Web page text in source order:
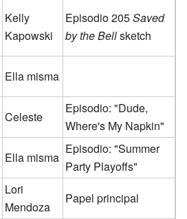
Kelly
Kapowski
Episodio 205Saved
by the Bellsketch
Ella misma
Celeste
Episodio: "Dude,
Where's My Napkin"
Ella misma
Episodio: "Summer
Party Playoffs"
Lori
Mendoza
Papel principal